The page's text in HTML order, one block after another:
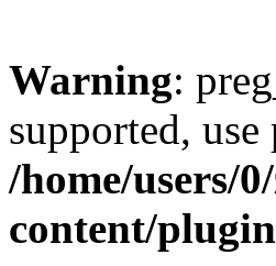
Warning:
supported,
/home/users/
content/